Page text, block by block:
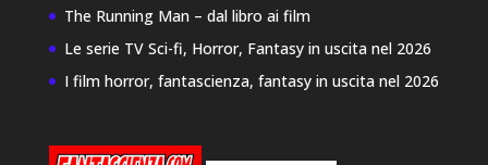
The Running Man – dal libro ai film
Le serie TV Sci-fi, Horror, Fantasy in uscita nel 2026
I film horror, fantascienza, fantasy in uscita nel 2026